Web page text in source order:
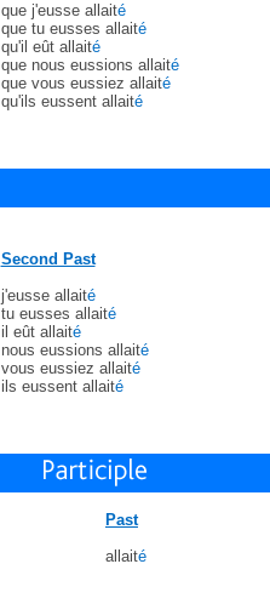
que j'eusse allaité
que tu eusses allaité
qu'il eût allaité
que nous eussions allaité
que vous eussiez allaité
qu'ils eussent allaité
Second Past
j'eusse allaité
tu eusses allaité
il eût allaité
nous eussions allaité
vous eussiez allaité
ils eussent allaité
Past
allaité